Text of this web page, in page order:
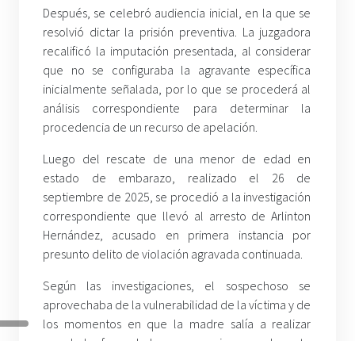
Después, se celebró audiencia inicial, en la que se
resolvió dictar la prisión preventiva. La juzgadora
recalificó la imputación presentada, al considerar
que no se configuraba la agravante específica
inicialmente señalada, por lo que se procederá al
análisis correspondiente para determinar la
procedencia de un recurso de apelación.
Luego del rescate de una menor de edad en
estado de embarazo, realizado el 26 de
septiembre de 2025, se procedió a la investigación
correspondiente que llevó al arresto de Arlinton
Hernández, acusado en primera instancia por
presunto delito de violación agravada continuada.
Según las investigaciones, el sospechoso se
aprovechaba de la vulnerabilidad de la víctima y de
los momentos en que la madre salía a realizar